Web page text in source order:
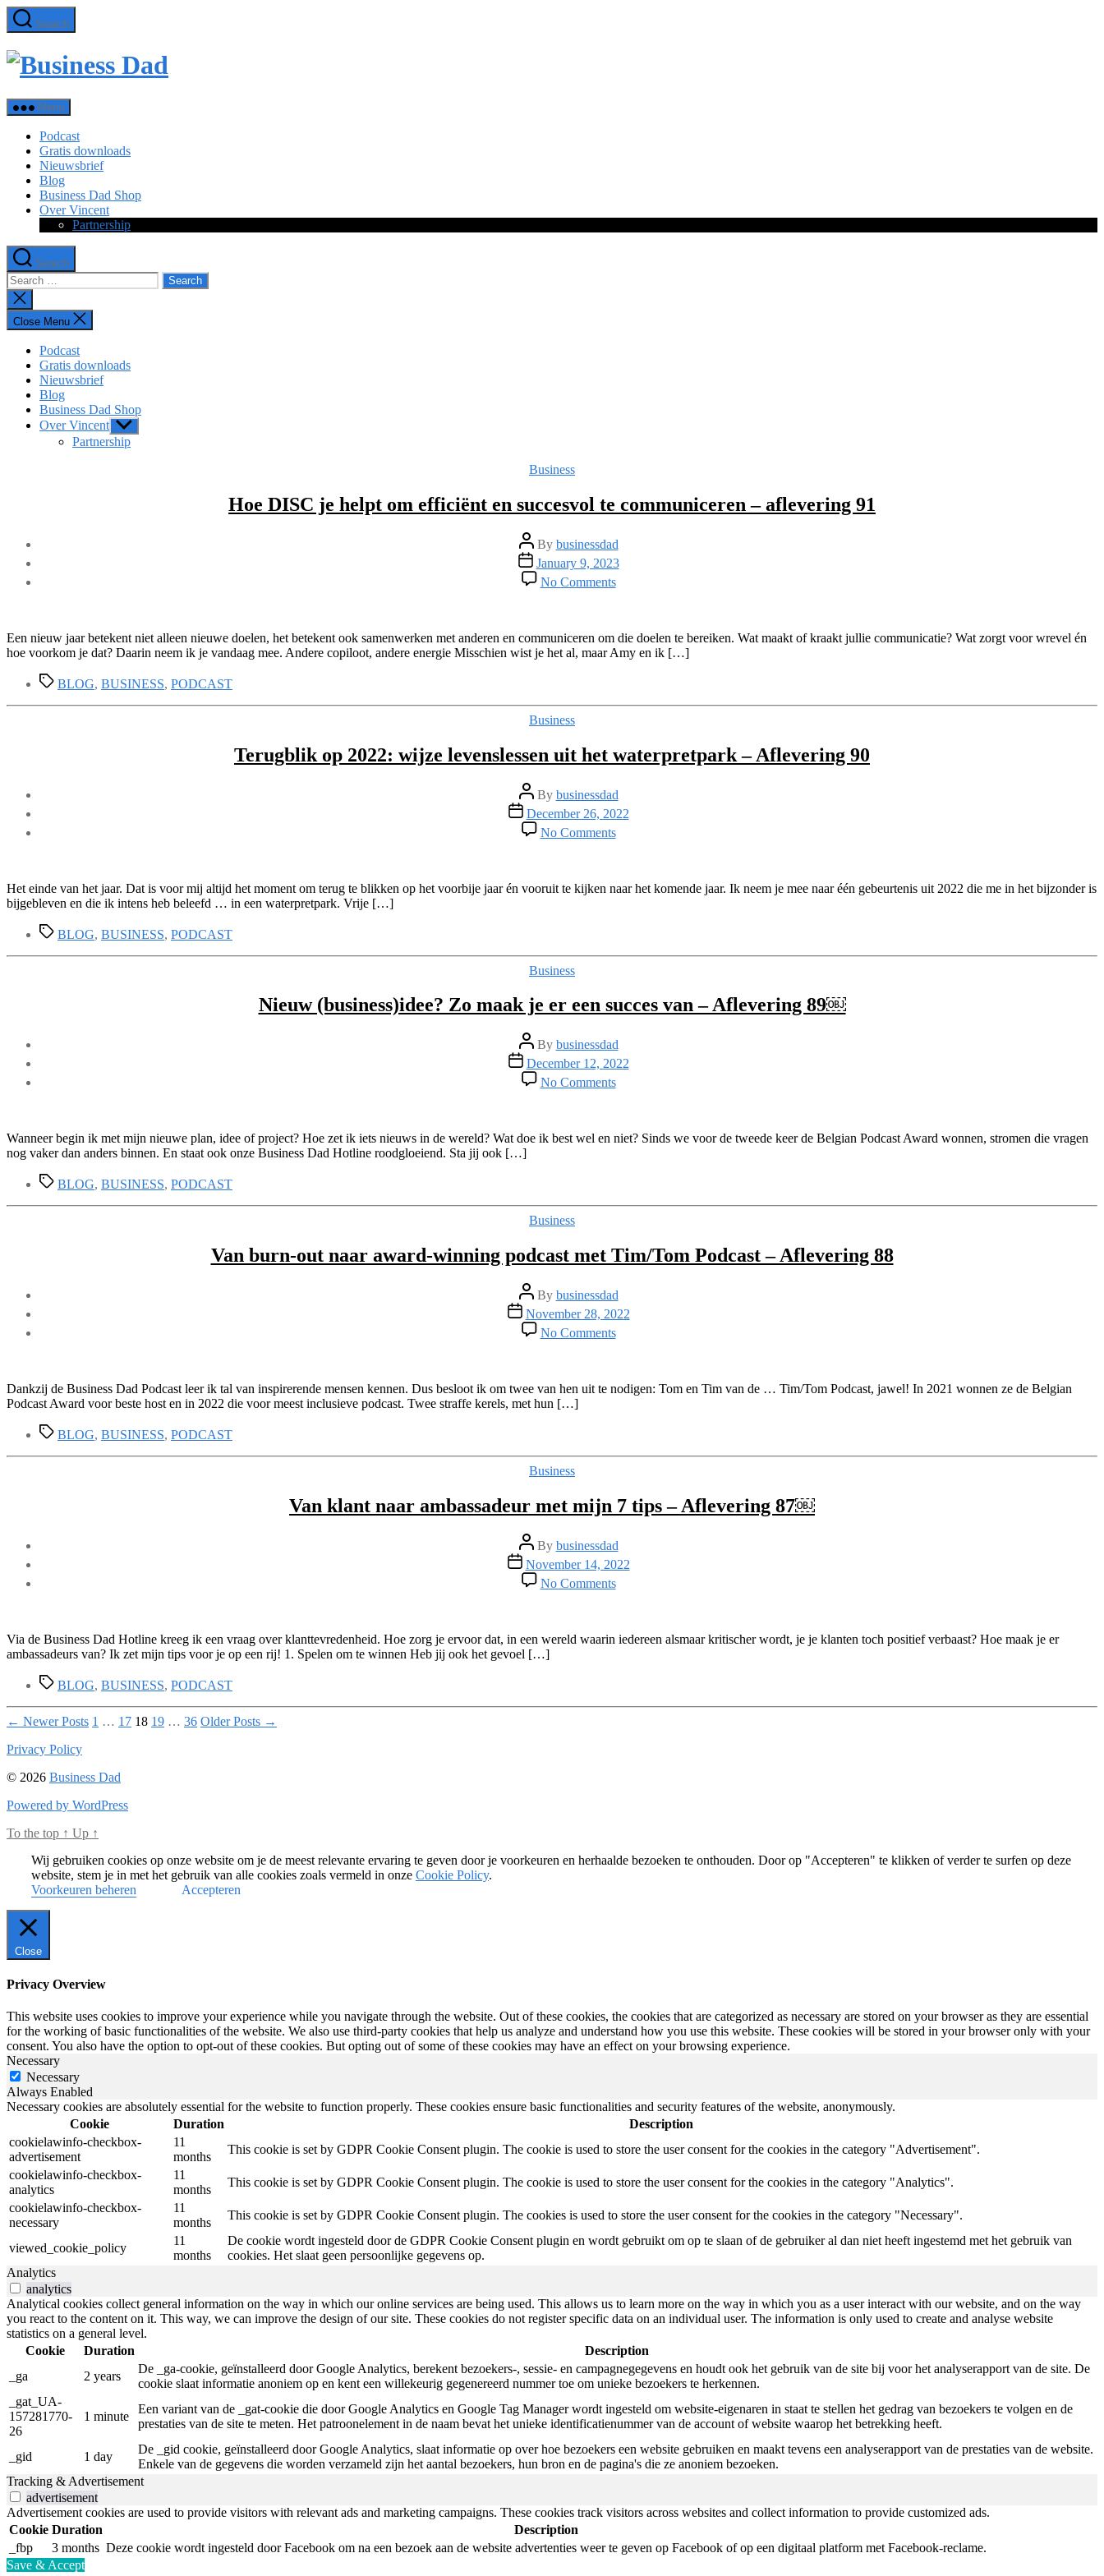
Skip
to
content
Search
Menu
Podcast
Gratis downloads
Nieuwsbrief
Blog
Business Dad Shop
Over Vincent
Partnership
Search
Search
for:
Close
search
Close Menu
Podcast
Gratis downloads
Nieuwsbrief
Blog
Business Dad Shop
Over Vincent Show
sub
menu
Partnership
Categories
Business
Hoe DISC je helpt om efficiënt en succesvol te communiceren – aflevering 91
Post
author
By businessdad
Post
date
January 9, 2023
No Commentson
Hoe
helpt
om
te
aflevering
91
Een nieuw jaar betekent niet alleen nieuwe doelen, het betekent ook samenwerken met anderen en communiceren om die doelen te bereiken. Wat maakt of kraakt jullie communicatie? Wat zorgt voor wrevel én
hoe voorkom je dat? Daarin neem ik je vandaag mee. Andere copiloot, andere energie Misschien wist je het al, maar Amy en ik […]
TagsBLOG, BUSINESS, PODCAST
Categories
Business
Terugblik op 2022: wijze levenslessen uit het waterpretpark – Aflevering 90
Post
author
By businessdad
Post
date
December 26, 2022
No Commentson
Terugblik
wijze
–
Het einde van het jaar. Dat is voor mij altijd het moment om terug te blikken op het voorbije jaar én vooruit te kijken naar het komende jaar. Ik neem je mee naar één gebeurtenis uit 2022 die me in het bijzonder is
bijgebleven en die ik intens heb beleefd … in een waterpretpark. Vrije […]
TagsBLOG, BUSINESS, PODCAST
Categories
Business
Nieuw (business)idee? Zo maak je er een succes van – Aflevering 89￼
Post
author
By businessdad
Post
date
December 12, 2022
No Commentson
Nieuw
maak
van
89
￼
Wanneer begin ik met mijn nieuwe plan, idee of project? Hoe zet ik iets nieuws in de wereld? Wat doe ik best wel en niet? Sinds we voor de tweede keer de Belgian Podcast Award wonnen, stromen die vragen
nog vaker dan anders binnen. En staat ook onze Business Dad Hotline roodgloeiend. Sta jij ook […]
TagsBLOG, BUSINESS, PODCAST
Categories
Business
Van burn-out naar award-winning podcast met Tim/Tom Podcast – Aflevering 88
Post
author
By businessdad
Post
date
November 28, 2022
No Commentson
Van
naar
Tim/Tom
Aflevering
88
Dankzij de Business Dad Podcast leer ik tal van inspirerende mensen kennen. Dus besloot ik om twee van hen uit te nodigen: Tom en Tim van de … Tim/Tom Podcast, jawel! In 2021 wonnen ze de Belgian
Podcast Award voor beste host en in 2022 die voor meest inclusieve podcast. Twee straffe kerels, met hun […]
TagsBLOG, BUSINESS, PODCAST
Categories
Business
Van klant naar ambassadeur met mijn 7 tips – Aflevering 87￼
Post
author
By businessdad
Post
date
November 14, 2022
No Commentson
Van
ambassadeur
–
Via de Business Dad Hotline kreeg ik een vraag over klanttevredenheid. Hoe zorg je ervoor dat, in een wereld waarin iedereen alsmaar kritischer wordt, je je klanten toch positief verbaast? Hoe maak je er
ambassadeurs van? Ik zet mijn tips voor je op een rij! 1. Spelen om te winnen Heb jij ook het gevoel […]
TagsBLOG, BUSINESS, PODCAST
Posts
pagination
← NewerPosts 1 … 17 18 19 … 36 OlderPosts →
Privacy Policy
© 2026 Business Dad
Powered by WordPress
To the top ↑ Up ↑
Wij gebruiken cookies op onze website om je de meest relevante ervaring te geven door je voorkeuren en herhaalde bezoeken te onthouden. Door op "Accepteren" te klikken of verder te surfen op deze
website, stem je in met het gebruik van alle cookies zoals vermeld in onze Cookie Policy.
Voorkeuren beheren
Accepteren
Close
Privacy Overview
This website uses cookies to improve your experience while you navigate through the website. Out of these cookies, the cookies that are categorized as necessary are stored on your browser as they are essential
for the working of basic functionalities of the website. We also use third-party cookies that help us analyze and understand how you use this website. These cookies will be stored in your browser only with your
consent. You also have the option to opt-out of these cookies. But opting out of some of these cookies may have an effect on your browsing experience.
Necessary
Necessary
Always Enabled
Necessary cookies are absolutely essential for the website to function properly. These cookies ensure basic functionalities and security features of the website, anonymously.
Cookie
Duration
Description
cookielawinfo-checkbox-
advertisement
11
months
This cookie is set by GDPR Cookie Consent plugin. The cookie is used to store the user consent for the cookies in the category "Advertisement".
cookielawinfo-checkbox-
analytics
11
months
This cookie is set by GDPR Cookie Consent plugin. The cookie is used to store the user consent for the cookies in the category "Analytics".
cookielawinfo-checkbox-
necessary
11
months
This cookie is set by GDPR Cookie Consent plugin. The cookies is used to store the user consent for the cookies in the category "Necessary".
viewed_cookie_policy
11
months
De cookie wordt ingesteld door de GDPR Cookie Consent plugin en wordt gebruikt om op te slaan of de gebruiker al dan niet heeft ingestemd met het gebruik van
cookies. Het slaat geen persoonlijke gegevens op.
Analytics
analytics
Analytical cookies collect general information on the way in which our online services are being used. This allows us to learn more on the way in which you as a user interact with our website, and on the way
you react to the content on it. This way, we can improve the design of our site. These cookies do not register specific data on an individual user. The information is only used to create and analyse website
statistics on a general level.
Cookie
Duration
Description
_ga
2 years
De _ga-cookie, geïnstalleerd door Google Analytics, berekent bezoekers-, sessie- en campagnegegevens en houdt ook het gebruik van de site bij voor het analyserapport van de site. De
cookie slaat informatie anoniem op en kent een willekeurig gegenereerd nummer toe om unieke bezoekers te herkennen.
_gat_UA-
157281770-
26
1 minute
Een variant van de _gat-cookie die door Google Analytics en Google Tag Manager wordt ingesteld om website-eigenaren in staat te stellen het gedrag van bezoekers te volgen en de
prestaties van de site te meten. Het patroonelement in de naam bevat het unieke identificatienummer van de account of website waarop het betrekking heeft.
_gid 1 day
De _gid cookie, geïnstalleerd door Google Analytics, slaat informatie op over hoe bezoekers een website gebruiken en maakt tevens een analyserapport van de prestaties van de website.
Enkele van de gegevens die worden verzameld zijn het aantal bezoekers, hun bron en de pagina's die ze anoniem bezoeken.
Tracking & Advertisement
advertisement
Advertisement cookies are used to provide visitors with relevant ads and marketing campaigns. These cookies track visitors across websites and collect information to provide customized ads.
Cookie Duration
Description
_fbp
3 months Deze cookie wordt ingesteld door Facebook om na een bezoek aan de website advertenties weer te geven op Facebook of op een digitaal platform met Facebook-reclame.
Save & Accept